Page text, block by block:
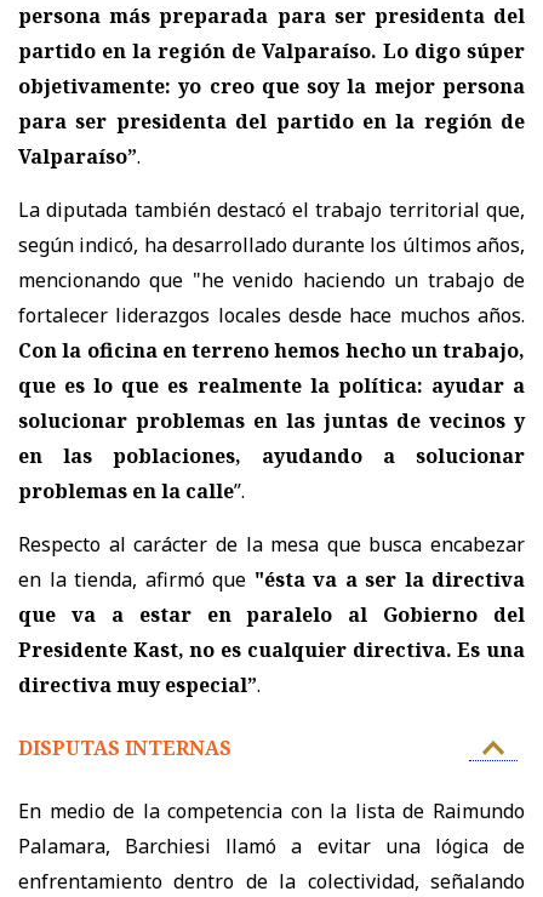
persona más preparada para ser presidenta del
partido en la región de Valparaíso. Lo digo súper
objetivamente: yo creo que soy la mejor persona
para ser presidenta del partido en la región de
Valparaíso”.
La diputada también destacó el trabajo territorial que,
según indicó, ha desarrollado durante los últimos años,
mencionando que "he venido haciendo un trabajo de
fortalecer liderazgos locales desde hace muchos años.
Con la oficina en terreno hemos hecho un trabajo,
que es lo que es realmente la política: ayudar a
solucionar problemas en las juntas de vecinos y
en las poblaciones, ayudando a solucionar
problemas en la calle”.
Respecto al carácter de la mesa que busca encabezar
en la tienda, afirmó que "ésta va a ser la directiva
que va a estar en paralelo al Gobierno del
Presidente Kast, no es cualquier directiva. Es una
directiva muy especial”.
DISPUTAS INTERNAS
En medio de la competencia con la lista de Raimundo
Palamara, Barchiesi llamó a evitar una lógica de
enfrentamiento dentro de la colectividad, señalando